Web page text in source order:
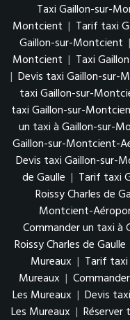
Taxi Gaillon-sur-
Montcient | Tarif taxi
Gaillon-sur-Montcient |
Montcient | Taxi
| Devis taxi Gaillon-sur-
taxi Gaillon-sur-
taxi Gaillon-sur-
un taxi à Gaillon-sur-
Gaillon-sur-Montcient-
Devis taxi Gaillon-sur-
de Gaulle | Tarif taxi
Roissy Charles de
Montcient-
Commander un taxi
Roissy Charles de Gaulle
Mureaux | Tarif taxi
Mureaux |
Les Mureaux | Devis
Les Mureaux | Réserver